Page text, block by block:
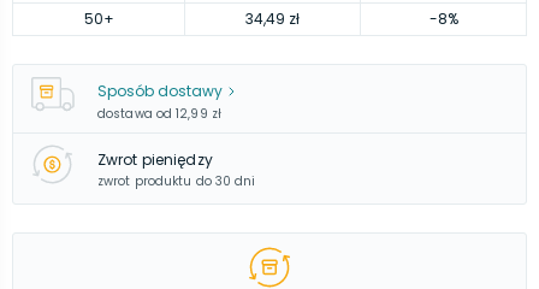
50+ 34,49 zł -8%
Sposób dostawy
dostawa od 12,99 zł
Zwrot pieniędzy
zwrot produktu do 30 dni